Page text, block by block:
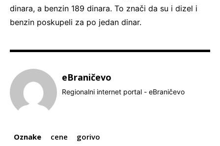
dinara, a benzin 189 dinara. To znači da su i dizel i
benzin poskupeli za po jedan dinar.
eBraničevo
Regionalni internet portal - eBraničevo
Oznake cene gorivo